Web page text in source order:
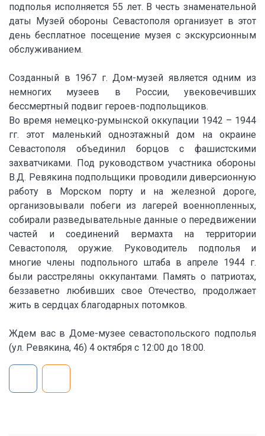
подполья исполняется 55 лет. В честь знаменательной
даты Музей обороны Севастополя организует в этот
день бесплатное посещение музея с экскурсионным
обслуживанием.
Созданный в 1967 г. Дом-музей является одним из
немногих музеев в России, увековечивших
бессмертный подвиг героев-подпольщиков.
Во время немецко-румынской оккупации 1942 – 1944
гг. этот маленький одноэтажный дом на окраине
Севастополя объединил борцов с фашистскими
захватчиками. Под руководством участника обороны
В.Д. Ревякина подпольщики проводили диверсионную
работу в Морском порту и на железной дороге,
организовывали побеги из лагерей военнопленных,
собирали разведывательные данные о передвижении
частей и соединений вермахта на территории
Севастополя, оружие. Руководитель подполья и
многие члены подпольного штаба в апреле 1944 г.
были расстреляны оккупантами. Память о патриотах,
беззаветно любивших свое Отечество, продолжает
жить в сердцах благодарных потомков.
Ждем вас в Доме-музее севастопольского подполья
(ул. Ревякина, 46) 4 октября с 12:00 до 18:00.